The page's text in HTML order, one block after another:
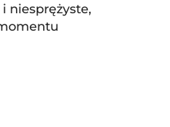
niesprężyste,